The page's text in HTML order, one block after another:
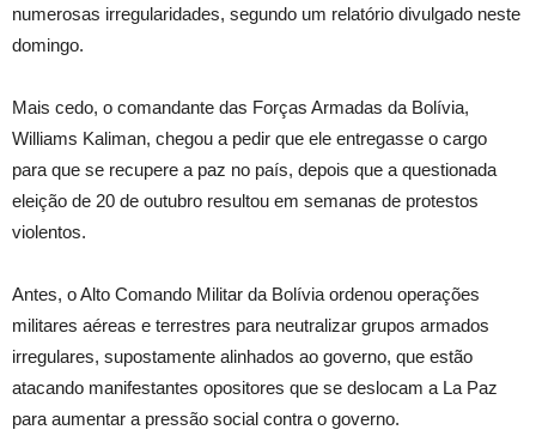
numerosas irregularidades, segundo um relatório divulgado neste
domingo.
Mais cedo, o comandante das Forças Armadas da Bolívia,
Williams Kaliman, chegou a pedir que ele entregasse o cargo
para que se recupere a paz no país, depois que a questionada
eleição de 20 de outubro resultou em semanas de protestos
violentos.
Antes, o Alto Comando Militar da Bolívia ordenou operações
militares aéreas e terrestres para neutralizar grupos armados
irregulares, supostamente alinhados ao governo, que estão
atacando manifestantes opositores que se deslocam a La Paz
para aumentar a pressão social contra o governo.